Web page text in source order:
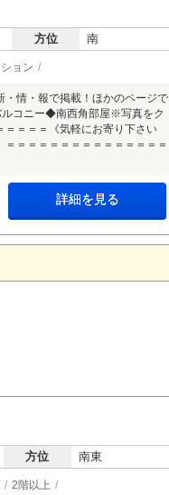
方位 南
ョン
情・報で掲載！ほかのページで
コニー◆南西角部屋※写真をク
＝＝＝＝《気軽にお寄り下さい
＝＝＝＝＝＝＝＝＝＝＝＝＝＝
詳細を見る
方位 南東
2階以上